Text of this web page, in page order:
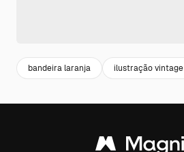
bandeira laranja ilustração vintage